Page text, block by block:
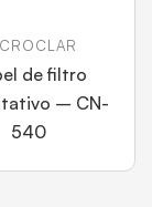
de filtro
– CN-
540